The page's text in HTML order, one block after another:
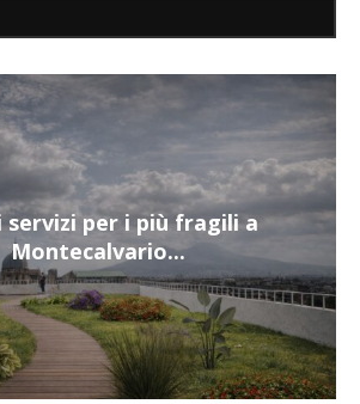
per i più fragili a
Montecalvario...